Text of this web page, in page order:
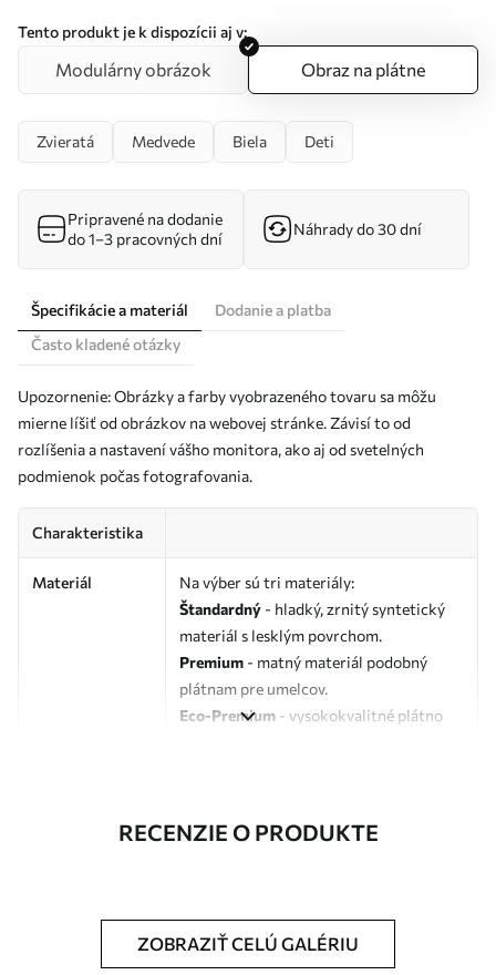
Tento produkt je k dispozícii aj v:
Modulárny obrázok Obraz na plátne
Zvieratá Medvede Biela Deti
Pripravené na dodanie
do 1–3 pracovných dní
Náhrady do 30 dní
Špecifikácie a materiál
Dodanie a platba
Často kladené otázky
Upozornenie: Obrázky a farby vyobrazeného tovaru sa môžu
mierne líšiť od obrázkov na webovej stránke. Závisí to od
rozlíšenia a nastavení vášho monitora, ako aj od svetelných
podmienok počas fotografovania.
Charakteristika
Materiál
Na výber sú tri materiály:
Štandardný - hladký, zrnitý syntetický
materiál s lesklým povrchom.
Premium - matný materiál podobný
plátnam pre umelcov.
Eco-Premium - vysokokvalitné plátno
s37917v2
Dostupné materiály
RECENZIE O PRODUKTE
ZOBRAZIŤ CELÚ GALÉRIU